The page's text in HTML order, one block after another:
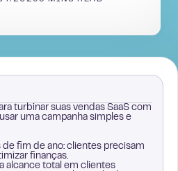
turbinar suas vendas SaaS com
uma campanha simples e
fim de ano: clientes precisam
finanças.
alcance total em clientes